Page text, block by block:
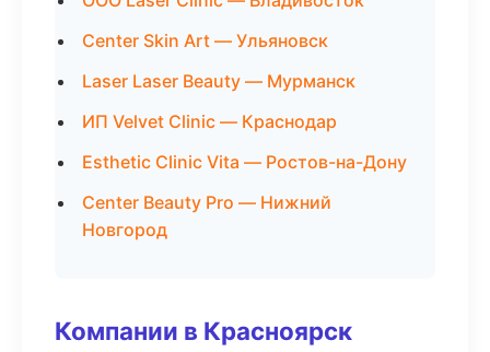
Center Skin Art — Ульяновск
Laser Laser Beauty — Мурманск
ИП Velvet Clinic — Краснодар
Esthetic Clinic Vita — Ростов-на-Дону
Center Beauty Pro — Нижний
Новгород
Компании в Красноярск